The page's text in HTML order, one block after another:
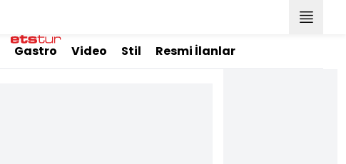
Gastro Video Stil Resmi İlanlar